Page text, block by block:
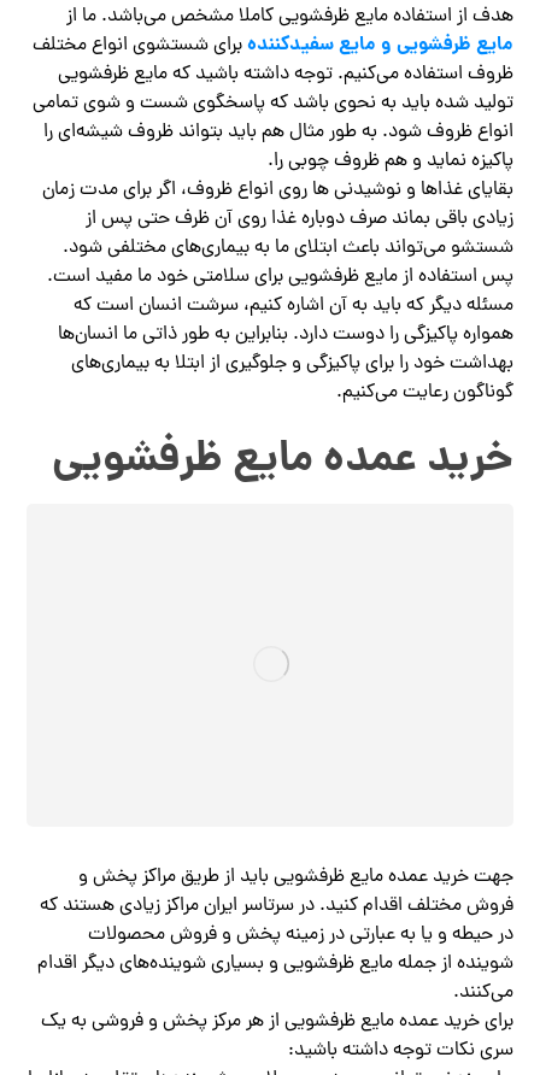
هدف از استفاده مایع ظرفشویی کاملا مشخص می‌باشد. ما از
مایع ظرفشویی و مایع سفیدکنندهبرای شستشوی انواع مختلف
ظروف استفاده می‌کنیم. توجه داشته باشید که مایع ظرفشویی
تولید شده باید به نحوی باشد که پاسخگوی شست و شوی تمامی
انواع ظروف شود. به طور مثال هم باید بتواند ظروف شیشه‌ای را
پاکیزه نماید و هم ظروف چوبی را.
بقایای غذاها و نوشیدنی‌ ها روی انواع ظروف، اگر برای مدت زمان
زیادی باقی بماند صرف دوباره غذا روی آن ظرف حتی پس از
شستشو می‌تواند باعث ابتلای ما به بیماری‌های مختلفی شود.
پس استفاده از مایع ظرفشویی برای سلامتی خود ما مفید است‌‌.
مسئله دیگر که باید به آن اشاره کنیم، سرشت انسان است که
همواره پاکیزگی را دوست دارد‌. بنابراین به طور ذاتی ما انسان‌ها
بهداشت خود را برای پاکیزگی و جلوگیری از ابتلا به بیماری‌های
گوناگون رعایت می‌کنیم.
خرید عمده مایع ظرفشویی
جهت خرید عمده مایع ظرفشویی باید از طریق مراکز پخش و
فروش مختلف اقدام کنید. در سرتاسر ایران مراکز زیادی هستند که
در حیطه و یا به عبارتی در زمینه پخش و فروش محصولات
شوینده از جمله مایع ظرفشویی و بسیاری شوینده‌های دیگر اقدام
می‌کنند‌.
برای خرید عمده مایع ظرفشویی از هر مرکز پخش و فروشی به یک
سری نکات توجه داشته باشید: